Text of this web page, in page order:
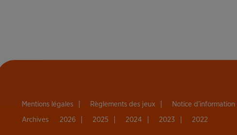
Mentions légales Règlements des jeux Notice d’information
Archives 2026 2025 2024 2023 2022